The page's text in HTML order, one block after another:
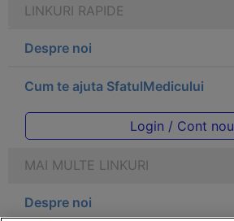
LINKURI RAPIDE
Despre noi
Cum te ajuta SfatulMedicului
Login / Cont nou
MAI MULTE LINKURI
Despre noi